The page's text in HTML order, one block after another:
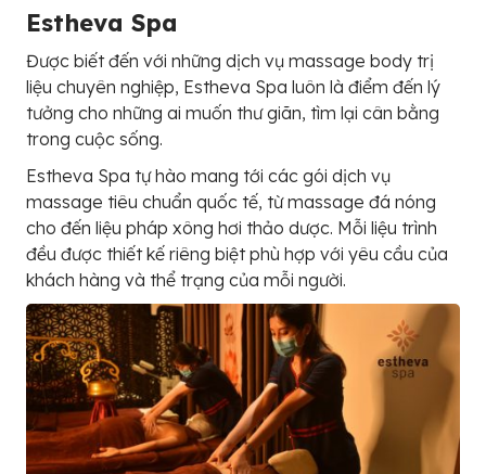
Estheva Spa
Được biết đến với những dịch vụ massage body trị
liệu chuyên nghiệp, Estheva Spa luôn là điểm đến lý
tưởng cho những ai muốn thư giãn, tìm lại cân bằng
trong cuộc sống.
Estheva Spa tự hào mang tới các gói dịch vụ
massage tiêu chuẩn quốc tế, từ massage đá nóng
cho đến liệu pháp xông hơi thảo dược. Mỗi liệu trình
đều được thiết kế riêng biệt phù hợp với yêu cầu của
khách hàng và thể trạng của mỗi người.